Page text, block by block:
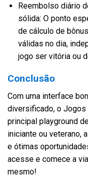
Reembolso diário
sólida: O ponto
de cálculo de
válidas no dia,
jogo ser vitória ou
Conclusão
Com uma interface
diversificado, o
principal playground
iniciante ou veterano,
e ótimas
acesse e comece a
mesmo!